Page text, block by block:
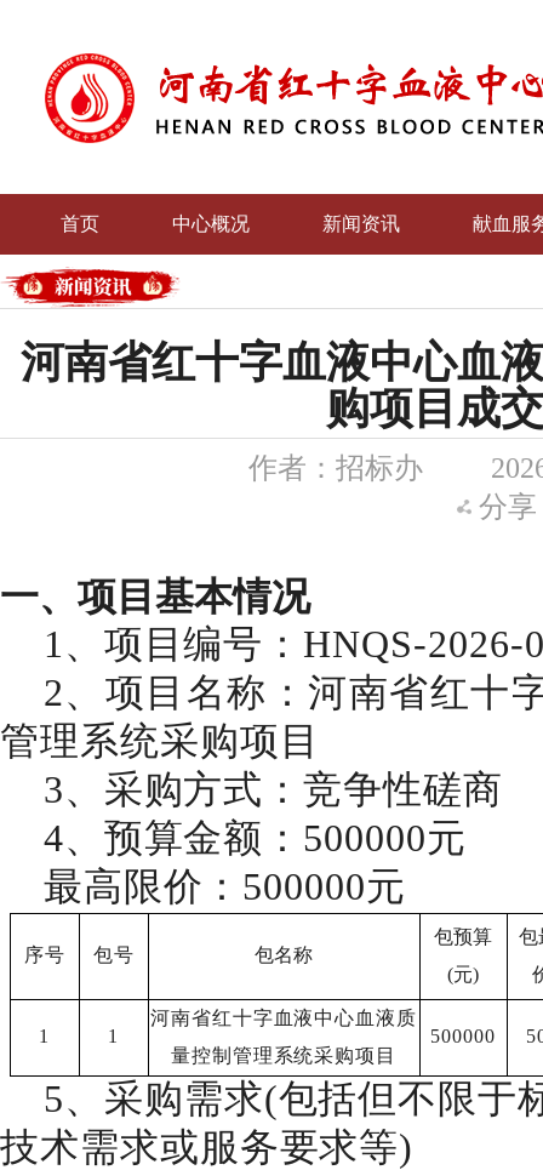
首页 中心概况 新闻资讯 献血服
河南省红十字血液中心血
购项目成
作者：招标办
分享
一、项目基本情况
1、项目编号： HNQS-2026-
2、项目 名称： 河南省红十
管理系统采购项目
3、采购方式：竞争性磋商
4、预算金额： 500000元
最高限价： 500000元
序号 包号 包名称
包预算
(元)
包
1 1
河南省红十字血液中心血液质
量控制管理系统采购项目
500000
5、采购需求(包括但不限于
技术需求或服务要求等)